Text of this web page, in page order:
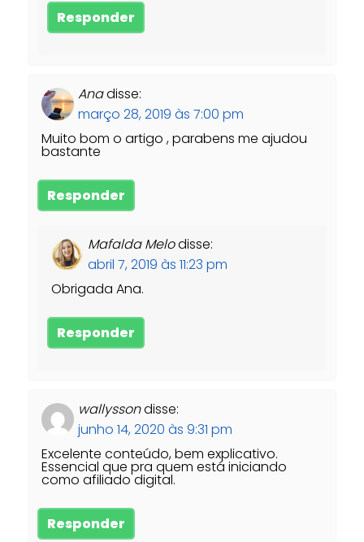
Responder
Anadisse:
março 28, 2019 às 7:00 pm
Muito bom o artigo , parabens me ajudou
bastante
Responder
Mafalda Melodisse:
abril 7, 2019 às 11:23 pm
Obrigada Ana.
Responder
wallyssondisse:
junho 14, 2020 às 9:31 pm
Excelente conteúdo, bem explicativo.
Essencial que pra quem está iniciando
como afiliado digital.
Responder